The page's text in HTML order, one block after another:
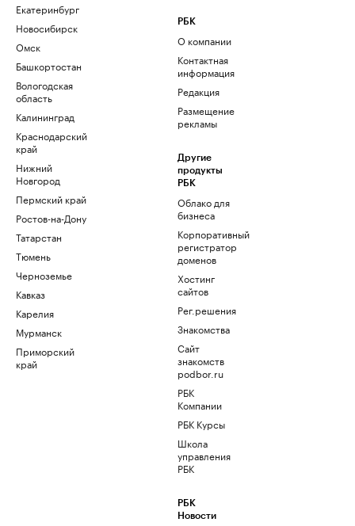
Екатеринбург
Новосибирск
Омск
Башкортостан
Вологодская
область
Калининград
Краснодарский
край
Нижний
Новгород
Пермский край
Ростов-на-Дону
Татарстан
Тюмень
Черноземье
Кавказ
Карелия
Мурманск
Приморский
край
РБК
О компании
Контактная
информация
Редакция
Размещение
рекламы
Другие
продукты
РБК
Облако для
бизнеса
Корпоративный
регистратор
доменов
Хостинг
сайтов
Рег.решения
Знакомства
Сайт
знакомств
podbor.ru
РБК
Компании
РБК Курсы
Школа
управления
РБК
РБК
Новости